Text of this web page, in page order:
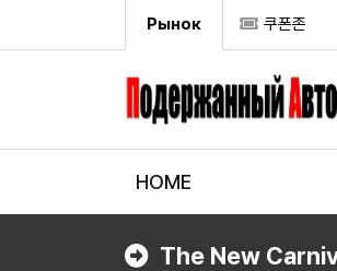
Рынок 쿠폰존
HOME
The New